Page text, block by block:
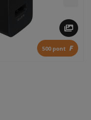
500 pont F